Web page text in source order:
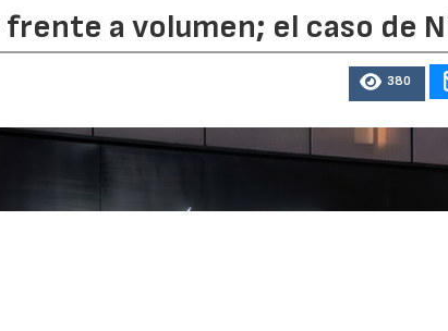
frente a volumen; el caso de
380